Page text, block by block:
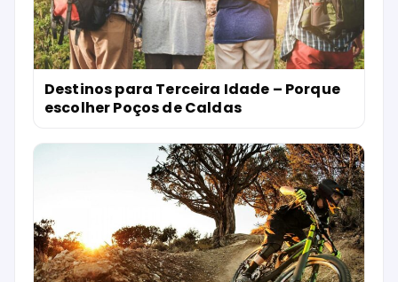
Destinos para Terceira Idade – Porque
escolher Poços de Caldas